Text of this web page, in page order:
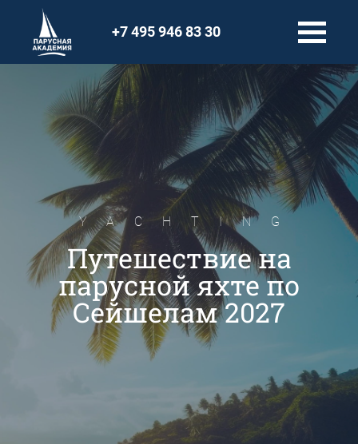
+7 495 946 83 30
YACHTING
Путешествие на
парусной яхте по
Сейшелам 2027